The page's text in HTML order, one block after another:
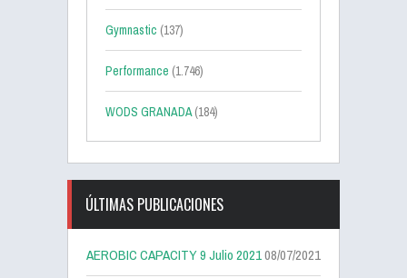
Gymnastic (137)
Performance (1.746)
WODS GRANADA(184)
ÚLTIMAS PUBLICACIONES
AEROBIC CAPACITY 9 Julio 202108/07/2021